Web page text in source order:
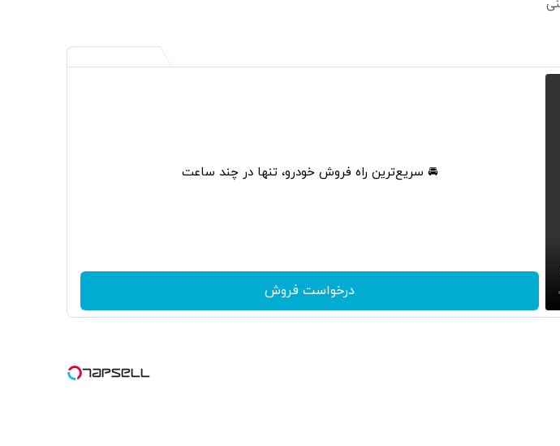
🚘 سریع‌ترین راه فروش خودرو، تنها در چند ساعت
درخواست فروش